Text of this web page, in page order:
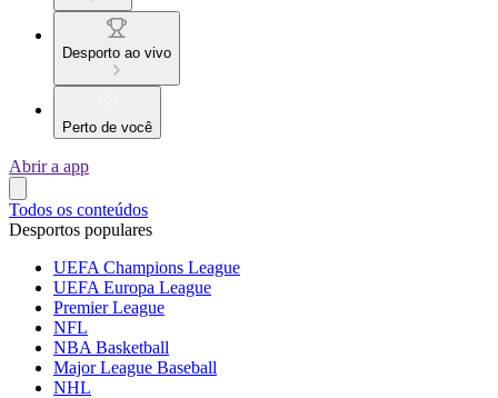
Desporto ao vivo
Perto de você
Abrir a app
Todos os conteúdos
Desportos populares
UEFA Champions League
UEFA Europa League
Premier League
NFL
NBA Basketball
Major League Baseball
NHL